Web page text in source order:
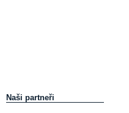
Naši partneři